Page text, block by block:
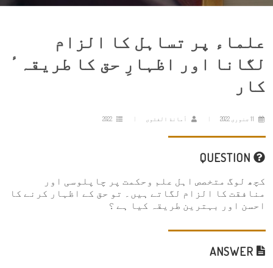
علماء پر تساہل کا الزام
لگانا اور اظہارِ حق کا طریقہٴ
کار
أمانة الفتوى
کچھ لوگ متخصص اہل علم وحکمت پر چاپلوسی اور
منافقت کا الزام لگاتے ہیں۔ تو حق کے اظہار کرنے کا
احسن اور بہترین طریقہ کیا ہے ؟